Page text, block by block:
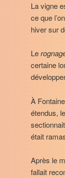
La vigne
ce que
hiver sur
Le
certaine
À
étendus,
était
Après le
fallait